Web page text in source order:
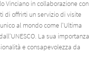
Vinciano in collaborazione con
di offrirti un servizio di visite
al mondo come l'Ultima
La sua importanza
e consapevolezza da